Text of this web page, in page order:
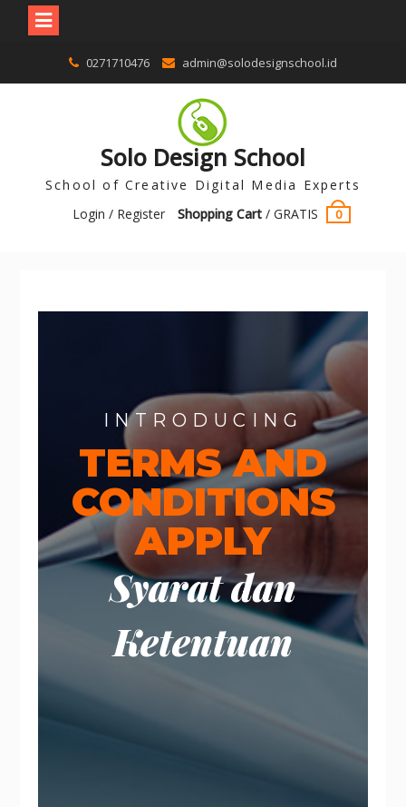
0271710476 admin@solodesignschool.id
Solo Design School
School of Creative Digital Media Experts
Login / Register
Shopping Cart/ GRATIS 0
INTRODUCING
TERMS AND
CONDITIONS
APPLY
Syarat dan
Ketentuan